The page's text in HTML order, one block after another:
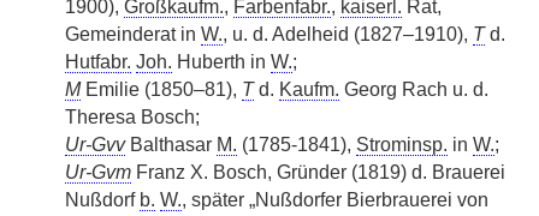
1900), Großkaufm., Farbenfabr., kaiserl. Rat,
Gemeinderat in W., u. d. Adelheid (1827–1910), Td.
Hutfabr. Joh. Huberth in W.;
MEmilie (1850–81), Td. Kaufm. Georg Rach u. d.
Theresa Bosch;
Ur-GvvBalthasar M. (1785-1841), Strominsp. in W.;
Ur-Gvm Franz X. Bosch, Gründer (1819) d. Brauerei
Nußdorf b. W., später „Nußdorfer Bierbrauerei von